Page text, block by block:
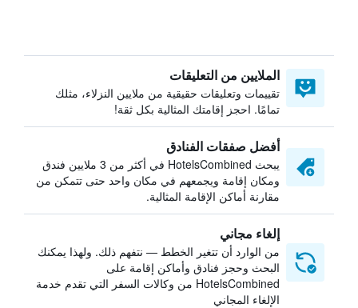
الملايين من التعليقات
تقييمات وتعليقات حقيقية من ملايين النزلاء، مثلك
تمامًا. احجز إقامتك المثالية بكل ثقة!
أفضل صفقات الفنادق
يبحث HotelsCombined في أكثر من 3 ملايين فندق
ومكان إقامة ويجمعهم في مكان واحد حتى تتمكن من
مقارنة أماكن الإقامة المثالية.
إلغاء مجاني
من الوارد أن تتغير الخطط — نتفهم ذلك. ولهذا يمكنك
البحث وحجز فنادق وأماكن إقامة على
HotelsCombined من وكالات السفر التي تقدم خدمة
الإلغاء المجاني